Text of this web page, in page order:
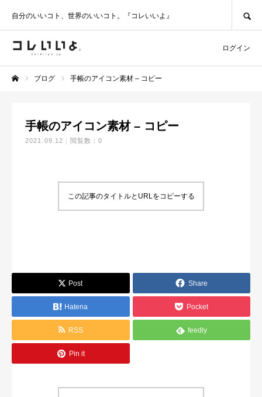
自分のいいコト、世界のいいコト。『コレいいよ』
ログイン
ブログ 手帳のアイコン素材 – コピー
手帳のアイコン素材 – コピー
2021.09.12 閲覧数：0
この記事のタイトルとURLをコピーする
Post Share
Hatena Pocket
RSS feedly
Pin it